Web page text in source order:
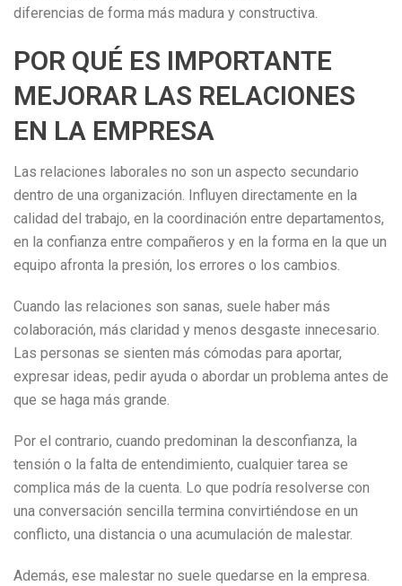
diferencias de forma más madura y constructiva.
POR QUÉ ES IMPORTANTE
MEJORAR LAS RELACIONES
EN LA EMPRESA
Las relaciones laborales no son un aspecto secundario
dentro de una organización. Influyen directamente en la
calidad del trabajo, en la coordinación entre departamentos,
en la confianza entre compañeros y en la forma en la que un
equipo afronta la presión, los errores o los cambios.
Cuando las relaciones son sanas, suele haber más
colaboración, más claridad y menos desgaste innecesario.
Las personas se sienten más cómodas para aportar,
expresar ideas, pedir ayuda o abordar un problema antes de
que se haga más grande.
Por el contrario, cuando predominan la desconfianza, la
tensión o la falta de entendimiento, cualquier tarea se
complica más de la cuenta. Lo que podría resolverse con
una conversación sencilla termina convirtiéndose en un
conflicto, una distancia o una acumulación de malestar.
Además, ese malestar no suele quedarse en la empresa.